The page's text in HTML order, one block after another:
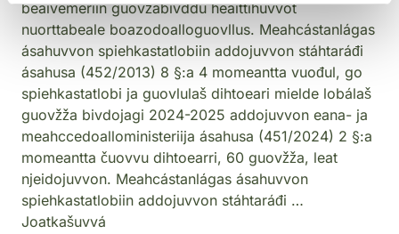
beaivemeriin guovžabivddu heaittihuvvot
nuorttabeale boazodoalloguovllus. Meahcástanlágas
ásahuvvon spiehkastatlobiin addojuvvon stáhtaráđi
ásahusa (452/2013) 8 §:a 4 momeantta vuođul, go
spiehkastatlobi ja guovlulaš dihtoeari mielde lobálaš
guovžža bivdojagi 2024-2025 addojuvvon eana- ja
meahccedoalloministeriija ásahusa (451/2024) 2 §:a
momeantta čuovvu dihtoearri, 60 guovžža, leat
njeidojuvvon. Meahcástanlágas ásahuvvon
spiehkastatlobiin addojuvvon stáhtaráđi …
Joatkašuvvá